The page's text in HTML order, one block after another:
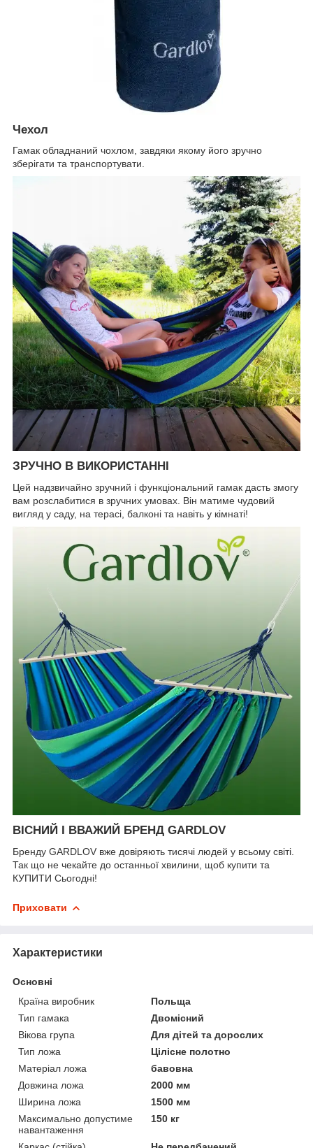
Чехол
Гамак обладнаний чохлом, завдяки якому його зручно
зберігати та транспортувати.
ЗРУЧНО В ВИКОРИСТАННІ
Цей надзвичайно зручний і функціональний гамак дасть змогу
вам розслабитися в зручних умовах. Він матиме чудовий
вигляд у саду, на терасі, балконі та навіть у кімнаті!
ВІСНИЙ І ВВАЖИЙ БРЕНД GARDLOV
Бренду GARDLOV вже довіряють тисячі людей у всьому світі.
Так що не чекайте до останньої хвилини, щоб купити та
КУПИТИ Сьогодні!
Приховати
Характеристики
Основні
Країна виробник
Польща
Тип гамака
Двомісний
Вікова група
Для дітей та дорослих
Тип ложа
Цілісне полотно
Матеріал ложа
бавовна
Довжина ложа
2000 мм
Ширина ложа
1500 мм
Максимально допустиме
навантаження
150 кг